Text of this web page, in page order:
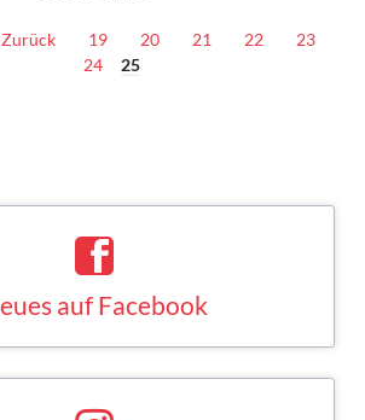
Zurück 19 20 21 22
23
24
25